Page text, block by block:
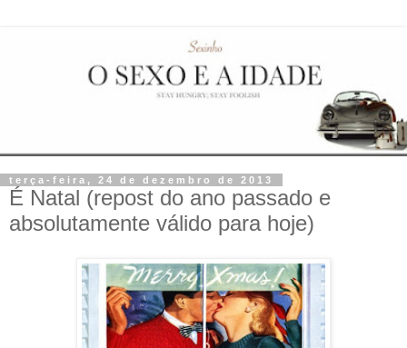
terça-feira, 24 de dezembro de 2013
É Natal (repost do ano passado e
absolutamente válido para hoje)